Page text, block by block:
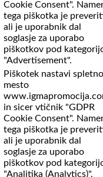
Cookie Consent".
tega piškotka je
ali je uporabnik dal
soglasje za uporabo
piškotkov pod
"Advertisement".
Piškotek nastavi spletno
mesto
in sicer vtičnik "GDPR
Cookie Consent".
tega piškotka je
ali je uporabnik dal
soglasje za uporabo
piškotkov pod
"Analitika (Analytics)".